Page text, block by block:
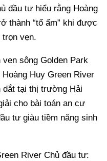
đầu tư hiểu rằng Hoàng
thành “tổ ấm” khi được
trọn vẹn.
sông Golden Park
Huy Green River
dắt tại thị trường Hải
cho bài toán an cư
tư giàu tiềm năng sinh
River Chủ đầu tư: